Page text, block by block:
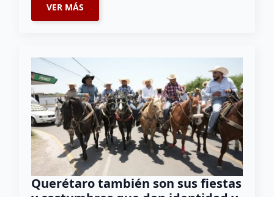
VER MÁS
Querétaro también son sus fiestas